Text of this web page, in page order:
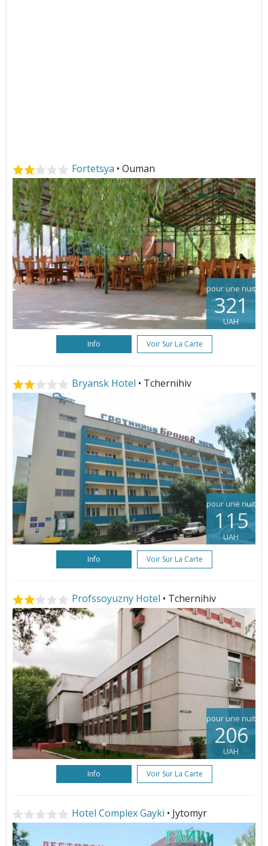
Fortetsya • Ouman
pour une nuit
321
UAH
Info Voir Sur La Carte
Bryansk Hotel • Tchernihiv
pour une nuit
115
UAH
Info Voir Sur La Carte
Profssoyuzny Hotel • Tchernihiv
pour une nuit
206
UAH
Info Voir Sur La Carte
Hotel Complex Gayki • Jytomyr